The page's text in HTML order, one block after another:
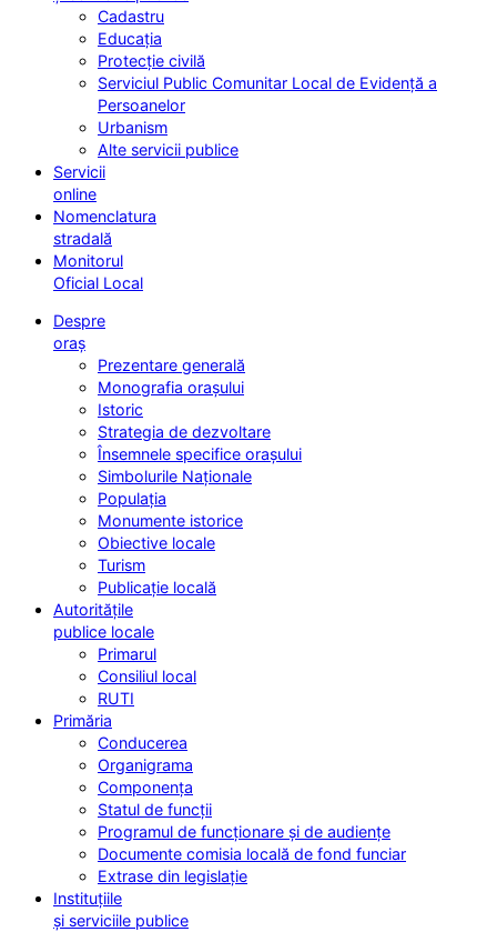
Cadastru
Educația
Protecție civilă
Serviciul Public Comunitar Local de Evidență a
Persoanelor
Urbanism
Alte servicii publice
Servicii
online
Nomenclatura
stradală
Monitorul
Oficial Local
Despre
oraș
Prezentare generală
Monografia orașului
Istoric
Strategia de dezvoltare
Însemnele specifice orașului
Simbolurile Naționale
Populația
Monumente istorice
Obiective locale
Turism
Publicație locală
Autoritățile
publice locale
Primarul
Consiliul local
RUTI
Primăria
Conducerea
Organigrama
Componența
Statul de funcții
Programul de funcționare și de audiențe
Documente comisia locală de fond funciar
Extrase din legislație
Instituțiile
și serviciile publice